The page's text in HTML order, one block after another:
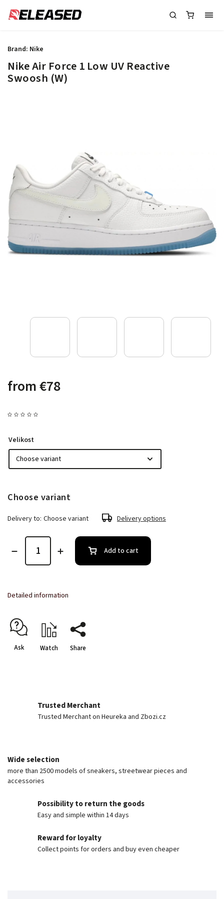
Nike Air Force 1 Low UV Reactive
Swoosh (W)
from€78
Brand: Nike
Velikost
Choose variant
Delivery to: Choose variant Delivery options
Add to cart
Detailed information
Ask Watch Share
Trusted Merchant
Trusted Merchant on Heureka and Zbozi.cz
Wide selection
more than 2500 models of sneakers, streetwear pieces and
accessories
Possibility to return the goods
Easy and simple within 14 days
Reward for loyalty
Collect points for orders and buy even cheaper